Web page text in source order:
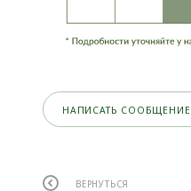
НАПИСАТЬ СООБЩЕНИЕ
ВЕРНУТЬСЯ